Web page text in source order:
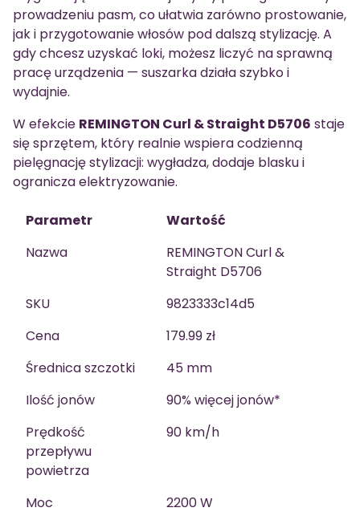
prowadzeniu pasm, co ułatwia zarówno prostowanie,
jak i przygotowanie włosów pod dalszą stylizację. A
gdy chcesz uzyskać loki, możesz liczyć na sprawną
pracę urządzenia — suszarka działa szybko i
wydajnie.
W efekcie REMINGTON Curl & Straight D5706 staje
się sprzętem, który realnie wspiera codzienną
pielęgnację stylizacji: wygładza, dodaje blasku i
ogranicza elektryzowanie.
Parametr
Wartość
Nazwa
REMINGTON Curl &
Straight D5706
SKU
9823333c14d5
Cena
179.99 zł
Średnica szczotki
45 mm
Ilość jonów
90% więcej jonów*
Prędkość
przepływu
powietrza
90 km/h
Moc
2200 W